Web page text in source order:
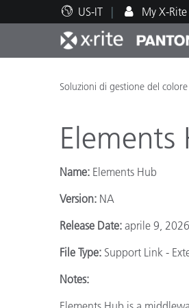
US-IT My X-Rite
Principali prodotti
Stampa e Packaging
Automotive
Supporto tecnico
Risorse didattiche
Soluzioni di gestione del
Name: Elements Hub
Version: NA
Release Date: aprile 9, 2026
File Type: Support Link -
Notes: